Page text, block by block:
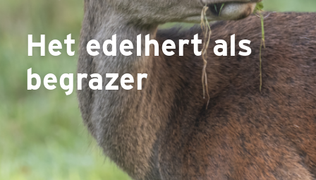
Het edelhert als
begrazer